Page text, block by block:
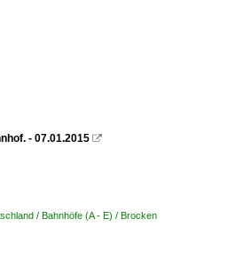
- 07.01.2015 
/ Bahnhöfe (A - E) / Brocken